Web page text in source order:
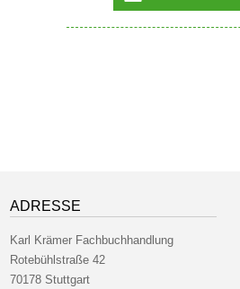
ADRESSE
Karl Krämer Fachbuchhandlung
Rotebühlstraße 42
70178 Stuttgart